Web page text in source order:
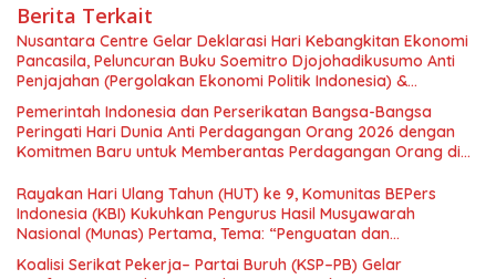
Berita Terkait
Nusantara Centre Gelar Deklarasi Hari Kebangkitan Ekonomi
Pancasila, Peluncuran Buku Soemitro Djojohadikusumo Anti
Penjajahan (Pergolakan Ekonomi Politik Indonesia) &
Simposium Nasional “Urgensi Undang-Undang Perekonomian
Nasional dan Kesejahteraan Sosial dalam Menata Bangsa
Menuju Indonesia Emas 2045”,
Pemerintah Indonesia dan Perserikatan Bangsa-Bangsa
Peringati Hari Dunia Anti Perdagangan Orang 2026 dengan
Komitmen Baru untuk Memberantas Perdagangan Orang di
Rayakan Hari Ulang Tahun (HUT) ke 9, Komunitas BEPers
Indonesia (KBI) Kukuhkan Pengurus Hasil Musyawarah
Nasional (Munas) Pertama, Tema: “Penguatan dan
Pengembangan Organisasi KBI yang Berbasis Riset di seluruh
Indonesia dan Mancanegara”.
Koalisi Serikat Pekerja– Partai Buruh (KSP–PB) Gelar